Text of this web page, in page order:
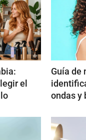
el
Guía de
ondas y